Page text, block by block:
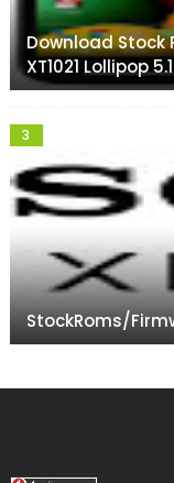
Download Stock
XT1021 Lollipop
StockRoms/